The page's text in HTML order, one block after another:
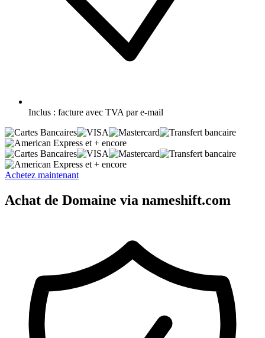
Inclus : facture avec TVA par e-mail
et + encore
et + encore
Achetez maintenant
Achat de Domaine via nameshift.com